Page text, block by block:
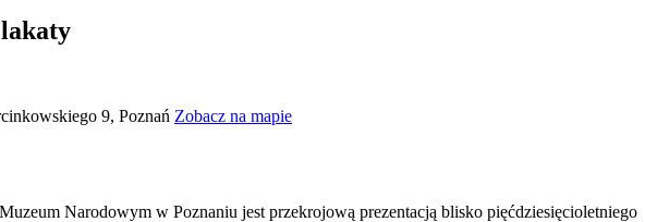
9, Poznań Zobacz na mapie
Narodowym w Poznaniu jest przekrojową prezentacją blisko pięćdziesięcioletniego